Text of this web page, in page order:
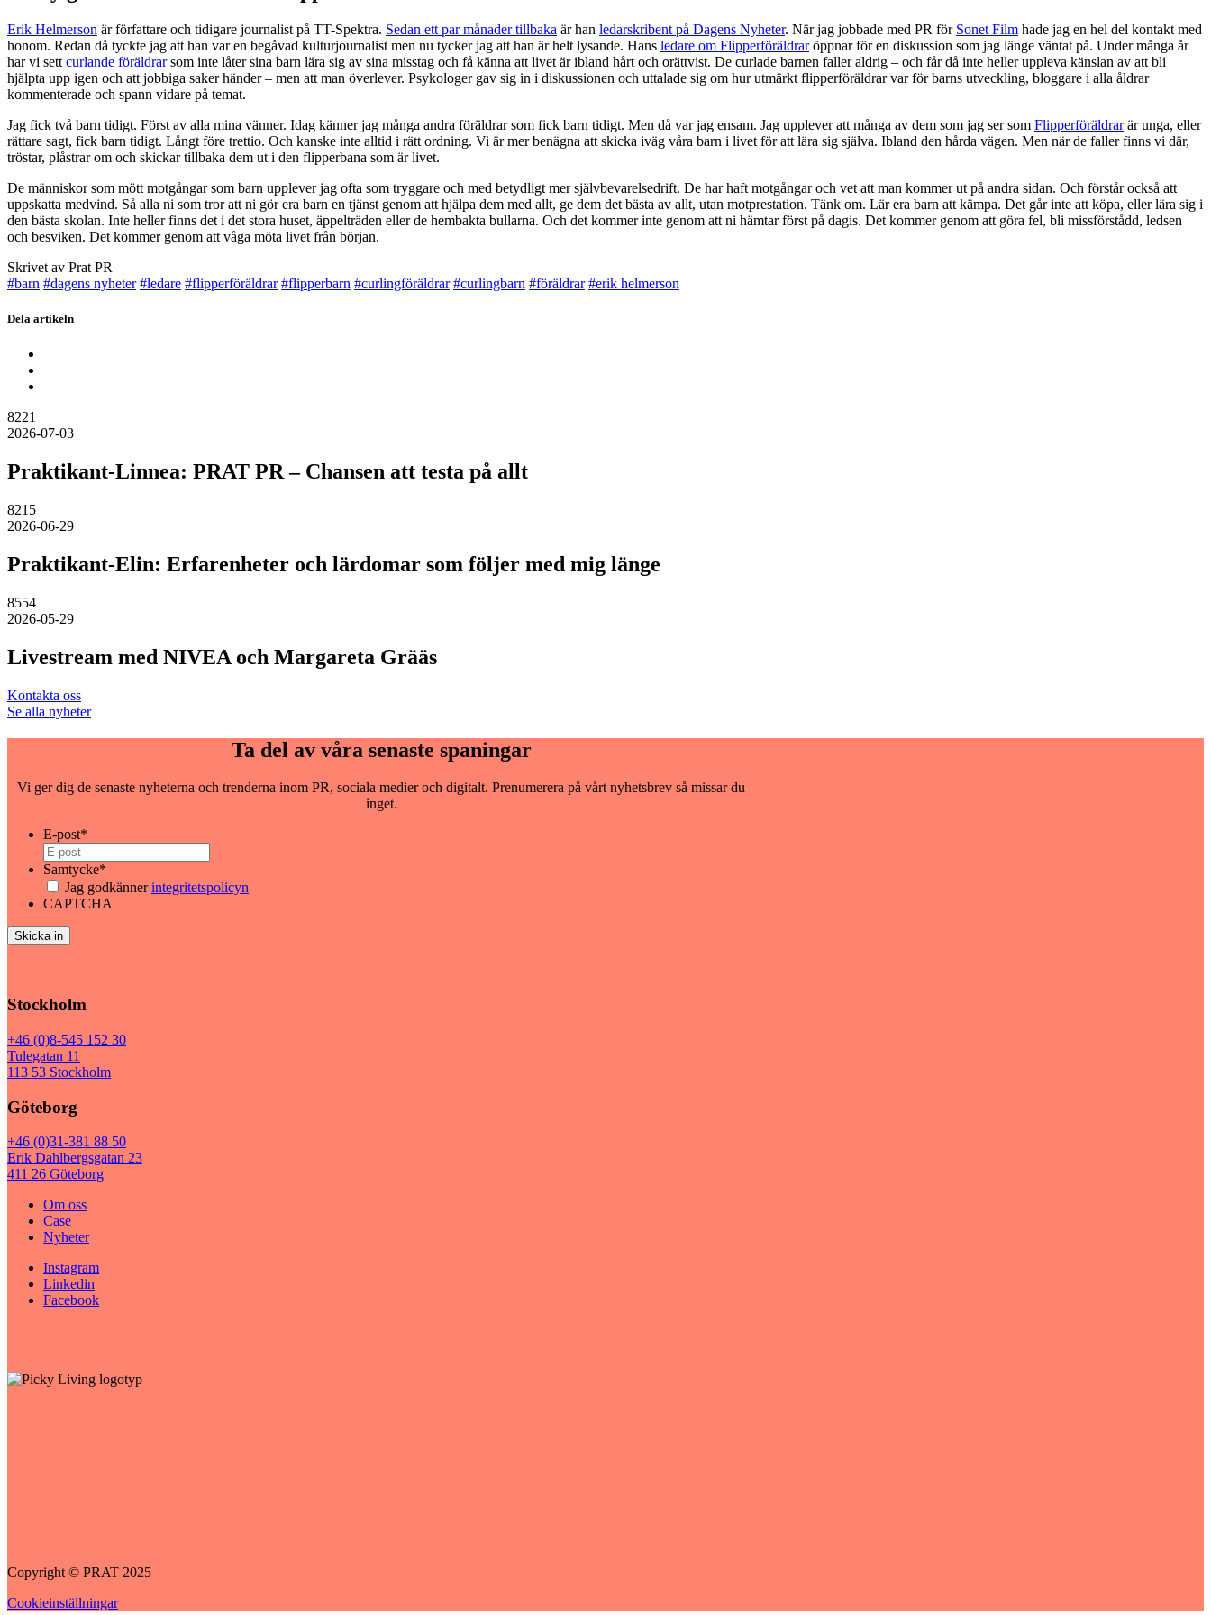
Erik Helmerson är författare och tidigare journalist på TT-Spektra. Sedan ett par månader tillbaka är han ledarskribent på Dagens Nyheter. När jag jobbade med PR för Sonet Film hade jag en hel del kontakt med
honom. Redan då tyckte jag att han var en begåvad kulturjournalist men nu tycker jag att han är helt lysande. Hans ledare om Flipperföräldraröppnar för en diskussion som jag länge väntat på. Under många år
har vi sett curlande föräldrarsom inte låter sina barn lära sig av sina misstag och få känna att livet är ibland hårt och orättvist. De curlade barnen faller aldrig – och får då inte heller uppleva känslan av att bli
hjälpta upp igen och att jobbiga saker händer – men att man överlever. Psykologer gav sig in i diskussionen och uttalade sig om hur utmärkt flipperföräldrar var för barns utveckling, bloggare i alla åldrar
kommenterade och spann vidare på temat.
Jag fick två barn tidigt. Först av alla mina vänner. Idag känner jag många andra föräldrar som fick barn tidigt. Men då var jag ensam. Jag upplever att många av dem som jag ser som Flipperföräldrarär unga, eller
rättare sagt, fick barn tidigt. Långt före trettio. Och kanske inte alltid i rätt ordning. Vi är mer benägna att skicka iväg våra barn i livet för att lära sig själva. Ibland den hårda vägen. Men när de faller finns vi där,
tröstar, plåstrar om och skickar tillbaka dem ut i den flipperbana som är livet.
De människor som mött motgångar som barn upplever jag ofta som tryggare och med betydligt mer självbevarelsedrift. De har haft motgångar och vet att man kommer ut på andra sidan. Och förstår också att
uppskatta medvind. Så alla ni som tror att ni gör era barn en tjänst genom att hjälpa dem med allt, ge dem det bästa av allt, utan motprestation. Tänk om. Lär era barn att kämpa. Det går inte att köpa, eller lära sig i
den bästa skolan. Inte heller finns det i det stora huset, äppelträden eller de hembakta bullarna. Och det kommer inte genom att ni hämtar först på dagis. Det kommer genom att göra fel, bli missförstådd, ledsen
och besviken. Det kommer genom att våga möta livet från början.
Skrivet av Prat PR
#barn #dagens nyheter #ledare #flipperföräldrar #flipperbarn #curlingföräldrar #curlingbarn #föräldrar #erik helmerson
Dela artikeln
8221
2026-07-03
Praktikant-Linnea: PRAT PR – Chansen att testa på allt
8215
2026-06-29
Praktikant-Elin: Erfarenheter och lärdomar som följer med mig länge
8554
2026-05-29
Livestream med NIVEA och Margareta Grääs
Kontakta oss
Se alla nyheter
Ta del av våra senaste spaningar
Vi ger dig de senaste nyheterna och trenderna inom PR, sociala medier och digitalt. Prenumerera på vårt nyhetsbrev så missar du
inget.
E-post*
Samtycke*
Jag godkännerintegritetspolicyn
CAPTCHA
Stockholm
+46 (0)8-545 152 30
Tulegatan 11
113 53 Stockholm
Göteborg
+46 (0)31-381 88 50
Erik Dahlbergsgatan 23
411 26 Göteborg
Om oss
Case
Nyheter
Instagram
Linkedin
Facebook
Copyright © PRAT 2025
Cookieinställningar